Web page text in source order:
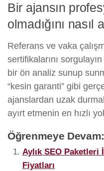
Bir ajansın
olmadığını nasıl
Referans ve vaka
sertifikalarını
bir ön analiz sunup
“kesin garanti” gibi
ajanslardan uzak
ayırt etmenin en hızlı
Öğrenmeye Devam:
Aylık SEO
Fiyatları